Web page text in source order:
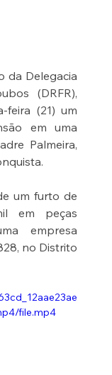
da Delegacia
(DRFR),
feira (21) um
em uma
Palmeira,
um furto de
em peças
empresa
no Distrito
file.mp4